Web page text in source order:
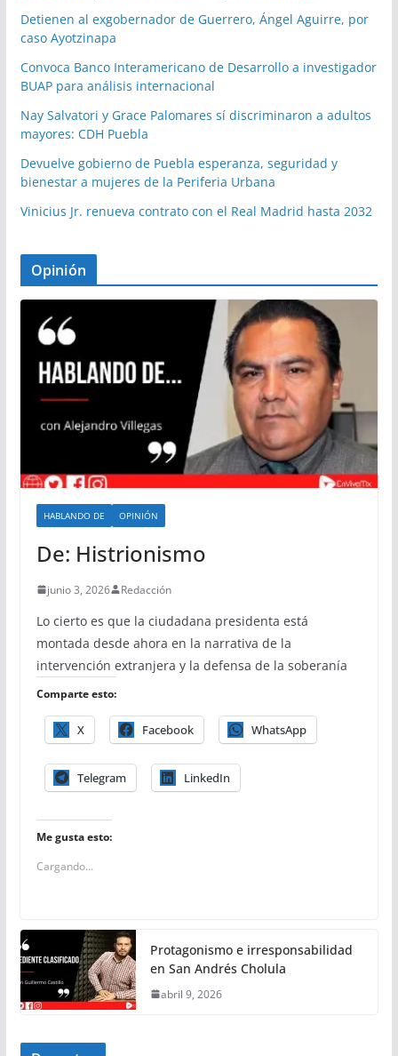
Detienen al exgobernador de Guerrero, Ángel Aguirre, por
caso Ayotzinapa
Convoca Banco Interamericano de Desarrollo a investigador
BUAP para análisis internacional
Nay Salvatori y Grace Palomares sí discriminaron a adultos
mayores: CDH Puebla
Devuelve gobierno de Puebla esperanza, seguridad y
bienestar a mujeres de la Periferia Urbana
Vinicius Jr. renueva contrato con el Real Madrid hasta 2032
Opinión
HABLANDO DE OPINIÓN
De: Histrionismo
junio 3, 2026 Redacción
Lo cierto es que la ciudadana presidenta está
montada desde ahora en la narrativa de la
intervención extranjera y la defensa de la soberanía
Comparte esto:
X Facebook WhatsApp
Telegram LinkedIn
Me gusta esto:
Cargando...
Protagonismo e irresponsabilidad
en San Andrés Cholula
abril 9, 2026